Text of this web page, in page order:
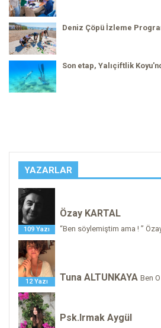
Deniz Çöpü İzleme
Son etap, Yalıçiftlik
YAZARLAR
109 Yazı
Özay KARTAL
“Ben söylemiştim ama ! ”
12 Yazı Tuna ALTUNKAYA Ben
Psk.Irmak Aygül